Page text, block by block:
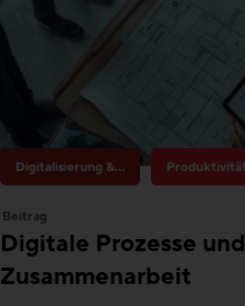
Digitalisierung & Innovation
Beitrag
Digitale Prozesse und
Zusammenarbeit